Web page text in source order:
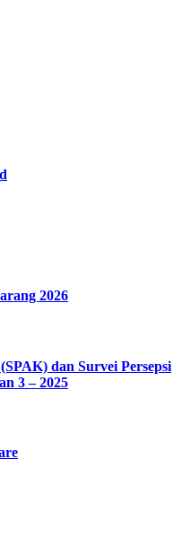
2026
dan Survei Persepsi
3 – 2025